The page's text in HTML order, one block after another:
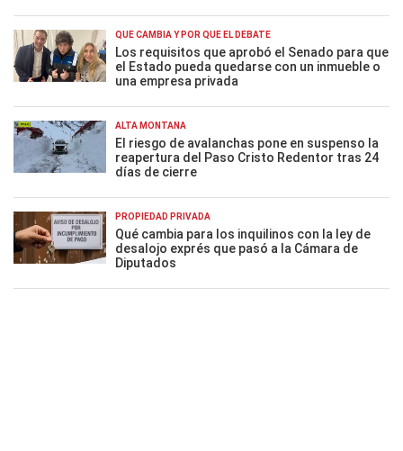
QUÉ CAMBIA Y POR QUÉ EL DEBATE
Los requisitos que aprobó el Senado para que
el Estado pueda quedarse con un inmueble o
una empresa privada
ALTA MONTAÑA
El riesgo de avalanchas pone en suspenso la
reapertura del Paso Cristo Redentor tras 24
días de cierre
PROPIEDAD PRIVADA
Qué cambia para los inquilinos con la ley de
desalojo exprés que pasó a la Cámara de
Diputados